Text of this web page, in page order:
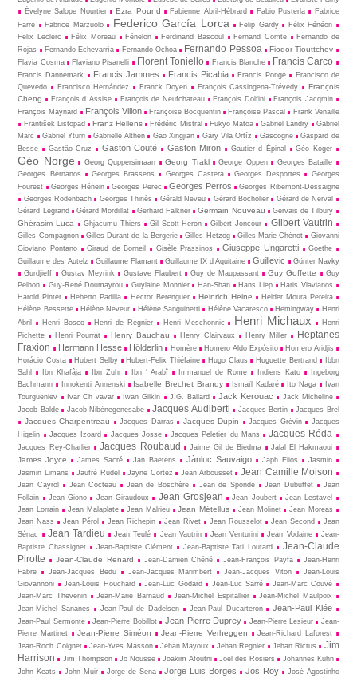
Évelyne Salope Nourtier
Ezra Pound Fabienne Abril-Hébrard Fabio Pusterla
Fabrice
Farre
Fabrice Marzuolo Federico García Lorca Felip Gardy
Félix Fénéon
Felix Leclerc
Félix Moreau Fénelon Ferdinand Bascoul Fernand Comte
Fernando de
Rojas
Fernando Echevarría Fernando Ochoa Fernando Pessoa Fiodor Tiouttchev
Flavia Cosma Flaviano Pisanelli Florent Toniello Francis Blanche Francis Carco
Francis Dannemark Francis Jammes Francis Picabia Francis Ponge
Francisco de
Quevedo
Francisco Hernández Franck Doyen François Cassingena-Trévedy
François
Cheng
François d Assise François de Neufchateau François Dolfini
François Jacqmin
François Maynard
François Villon Françoise Bocquentin Françoise Pascal
Frank Venaille
František Listopad
Franz Hellens Frédéric Mistral Fukyo Matoa Gabriel Landry
Gabriel
Marc
Gabriel Yturri Gabrielle Althen Gao Xingjian Gary Vila Ortíz Gascogne
Gaspard de
Besse
Gastão Cruz Gaston Couté Gaston Miron Gautier d Épinal Géo Koger
Géo Norge Georg Quppersimaan Georg Trakl George Oppen
Georges Bataille
Georges Bernanos
Georges Brassens Georges Castera Georges Desportes
Georges
Fourest
Georges Hénein Georges Perec Georges Perros
Georges Ribemont-Dessaigne
Georges Rodenbach
Georges Thinès Gérald Neveu Gérard Bocholier
Gérard de Nerval
Gérard Legrand
Gérard Mordillat Gerhard Falkner Germain Nouveau Gervais de Tilbury
Ghérasim Luca Ghjacumu Thiers Gil Scott-Heron Gilbert Joncour Gilbert Vautrin
Gilles Compagnon Gilles Durant de la Bergerie Gilles Hetzog Gilles-Marie Chénot
Giovanni
Gioviano Pontano
Giraud de Borneil Gisèle Prassinos Giuseppe Ungaretti
Goethe
Guillaume des Autelz
Guillaume Flamant Guillaume IX d Aquitaine Guillevic
Günter Navky
Gurdjieff
Gustav Meyrink Gustave Flaubert Guy de Maupassant Guy Goffette
Guy
Pelhon
Guy-René Dou­may­rou Guylaine Monnier Han-Shan Hans Liep
Haris Vlavianos
Harold Pinter
Heberto Padilla Hector Berenguer Heinrich Heine
Helder Moura Pereira
Hélène Bessette
Hélène Neveur Hélène Sanguinetti Hélène Vacaresco Hemingway
Henri
Abril
Henri Bosco Henri de Régnier Henri Meschonnic Henri Michaux
Henri
Pichette
Henri Pourrat Henry Bauchau Henry Clairvaux Henry Miller
Heptanes
Fraxion
Hermann Hesse Hölderlin Homère Homero Aldo Expósito
Homero Aridjis
Horácio Costa
Hubert Selby Hubert-Felix Thiéfaine Hugo Claus Huguette Bertrand
Ibbn
Sahl
Ibn Khafâja Ibn Zuhr Ibn ‘ Arabî Immanuel de Rome Indiens Kato
Ingeborg
Bachmann
Innokenti Annenski Isabelle Brechet Brandy Ismaïl Kadaré Ito Naga
Ivan
Tourgueniev
Ivar Ch vavar Iwan Gilkin J.G. Ballard Jack Kerouac
Jack Micheline
Jacob Balde
Jacob Nibénegenesabe Jacques Audiberti Jacques Bertin Jacques Brel
Jacques Charpentreau Jacques Darras Jacques Dupin Jacques Grévin
Jacques
Higelin
Jacques Izoard Jacques Josse Jacques Peletier du Mans Jacques Réda
Jacques Rey-Charlier Jacques Roubaud Jaime Gil de Biedma Jalal El Hakmaoui
James Joyce James Sacré Jan Baetens Jànluc Sauvaigo Japh Eiios
Jasmin
Jasmin Limans
Jaufré Rudel Jayne Cortez Jean Arbousset Jean Camille Moison
Jean Cayrol Jean Cocteau Jean de Boschère Jean de Sponde Jean Dubuffet
Jean
Follain
Jean Giono Jean Giraudoux Jean Grosjean Jean Joubert
Jean Lestavel
Jean Lorrain
Jean Malaplate Jean Malrieu Jean Métellus Jean Molinet
Jean Moreas
Jean Nass
Jean Pérol Jean Richepin Jean Rivet Jean Rousselot Jean Second
Jean
Sénac
Jean Tardieu Jean Teulé Jean Vautrin Jean Venturini Jean Vodaine
Jean-
Baptiste Chassignet
Jean-Baptiste Clément Jean-Baptiste Tati Loutard
Jean-Claude
Pirotte
Jean-Claude Renard Jean-Damien Chéné Jean-François Payfa
Jean-Henri
Fabre
Jean-Jacques Bedu Jean-Jacques Marimbert Jean-Jacques Viton
Jean-Louis
Giovannoni
Jean-Louis Houchard Jean-Luc Godard Jean-Luc Sarré
Jean-Marc Couvé
Jean-Marc Thevenin
Jean-Marie Barnaud Jean-Michel Espitallier
Jean-Michel Maulpoix
Jean-Michel Sananes
Jean-Paul de Dadelsen Jean-Paul Ducarteron Jean-Paul Klée
Jean-Paul Sermonte Jean-Pierre Bobillot Jean-Pierre Duprey Jean-Pierre Lesieur
Jean-
Pierre Martinet
Jean-Pierre Siméon Jean-Pierre Verheggen
Jean-Richard Laforest
Jean-Roch Coignet
Jean-Yves Masson Jehan Mayoux Jehan Regnier Jehan Rictus
Jim
Harrison
Jim Thompson Jo Nousse Joakim Afoutni Joël des Rosiers
Johannes Kühn
John Keats
John Muir Jorge de Sena Jorge Luis Borges Jos Roy
José Agostinho